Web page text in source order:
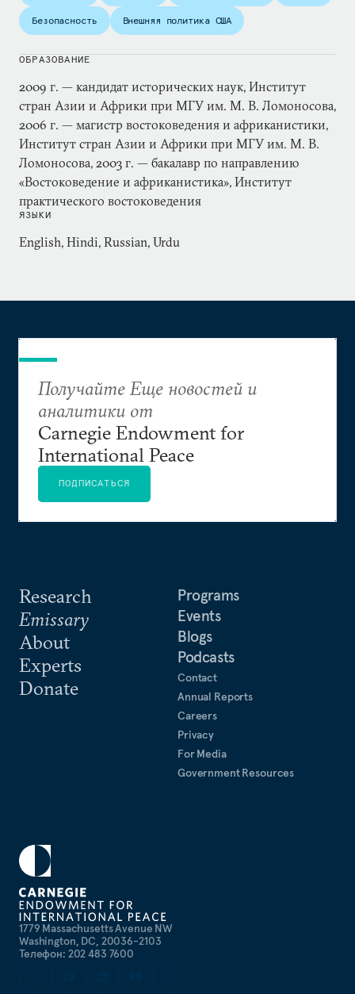
Безопасность Внешняя политика США
ОБРАЗОВАНИЕ
2009 г. — кандидат исторических наук, Институт
стран Азии и Африки при МГУ им. М. В. Ломоносова,
2006 г. — магистр востоковедения и африканистики,
Институт стран Азии и Африки при МГУ им. М. В.
Ломоносова, 2003 г. — бакалавр по направлению
«Востоковедение и африканистика», Институт
практического востоковедения
ЯЗЫКИ
English, Hindi, Russian, Urdu
1779 Massachusetts Avenue NW
Washington, DC, 20036-2103
Телефон: 202 483 7600
Research
Emissary
About
Experts
Donate
Programs
Events
Blogs
Podcasts
Contact
Annual Reports
Careers
Privacy
For Media
Government Resources
Получайте Еще новостей и
аналитики от
Carnegie Endowment for
International Peace
ПОДПИСАТЬСЯ